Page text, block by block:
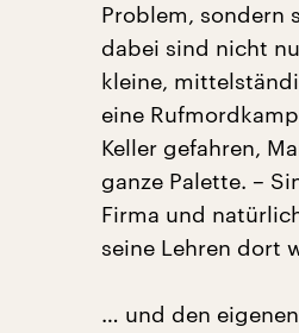
Problem, sondern
dabei sind nicht
kleine,
eine
Keller gefahren,
ganze Palette. –
Firma und
seine Lehren dort
… und den